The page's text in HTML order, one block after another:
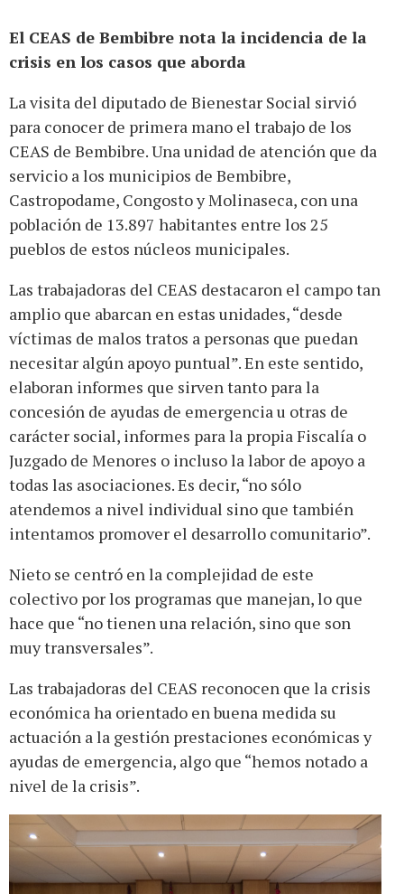
El CEAS de Bembibre nota la incidencia de la
crisis en los casos que aborda
La visita del diputado de Bienestar Social sirvió
para conocer de primera mano el trabajo de los
CEAS de Bembibre. Una unidad de atención que da
servicio a los municipios de Bembibre,
Castropodame, Congosto y Molinaseca, con una
población de 13.897 habitantes entre los 25
pueblos de estos núcleos municipales.
Las trabajadoras del CEAS destacaron el campo tan
amplio que abarcan en estas unidades, “desde
víctimas de malos tratos a personas que puedan
necesitar algún apoyo puntual”. En este sentido,
elaboran informes que sirven tanto para la
concesión de ayudas de emergencia u otras de
carácter social, informes para la propia Fiscalía o
Juzgado de Menores o incluso la labor de apoyo a
todas las asociaciones. Es decir, “no sólo
atendemos a nivel individual sino que también
intentamos promover el desarrollo comunitario”.
Nieto se centró en la complejidad de este
colectivo por los programas que manejan, lo que
hace que “no tienen una relación, sino que son
muy transversales”.
Las trabajadoras del CEAS reconocen que la crisis
económica ha orientado en buena medida su
actuación a la gestión prestaciones económicas y
ayudas de emergencia, algo que “hemos notado a
nivel de la crisis”.